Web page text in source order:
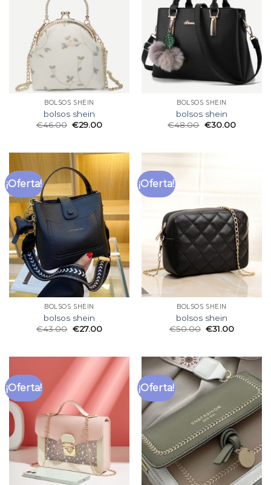
BOLSOS SHEIN
bolsos shein
€46.00 €29.00
BOLSOS SHEIN
bolsos shein
€48.00 €30.00
¡Oferta!
BOLSOS SHEIN
bolsos shein
€43.00 €27.00
¡Oferta!
BOLSOS SHEIN
bolsos shein
€50.00 €31.00
¡Oferta! ¡Oferta!